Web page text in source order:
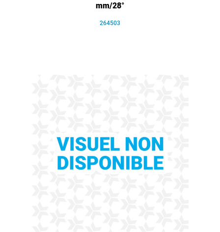
mm/28°
264503